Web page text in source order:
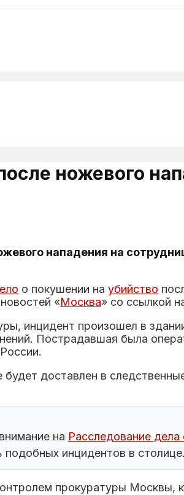
ножевого
нападения на
о покушении на убийство
«Москва» со ссылкой
инцидент произошел в
Пострадавшая была
доставлен в
на Расследование
подобных инцидентов в столице.
прокуратуры Москвы,